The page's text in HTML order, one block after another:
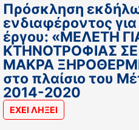
Πρόσκληση
ενδιαφέροντος
έργου: «ΜΕΛΕΤΗ
ΚΤΗΝΟΤΡΟΦΙΑΣ
ΜΑΚΡΑ
στο πλαίσιο του
2014-2020
ΕΧΕΙ ΛΗΞΕΙ